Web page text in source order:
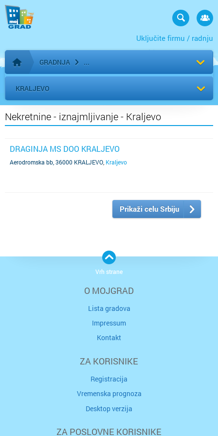
Uključite firmu / radnju
Početna stranica
GRADNJA
KRALJEVO
Nekretnine - iznajmljivanje - Kraljevo
DRAGINJA MS DOO KRALJEVO
Aerodromska bb, 36000 KRALJEVO Kraljevo
Prikaži celu Srbiju
O MOJGRAD
Lista gradova
Impressum
Kontakt
ZA KORISNIKE
Registracija
Vremenska prognoza
Desktop verzija
ZA POSLOVNE KORISNIKE
Vrh strane